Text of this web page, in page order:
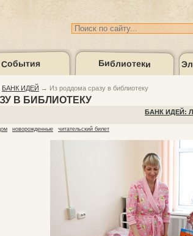
События Библиотеки
Подборки
Карта библиотек
БАНК ИДЕЙ → Из роддома сразу в библиотеку
В БИБЛИОТЕКУ
БАНК ИДЕЙ:
новорожденные читательский билет